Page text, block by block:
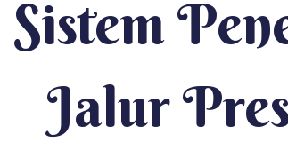
Sistem
Jalur